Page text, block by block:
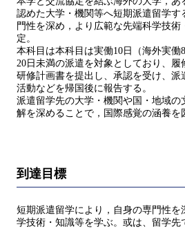
認めた大学・機関等へ短期派遣留学す
門性を深め，より広範な先端科学技術
定。
本科目は本科目は実働10日（海外実働
20日未満の派遣を対象としており、履
研修計画書を提出し、承認を受け、派
活動などを帰国後に報告する。
派遣留学先の大学・機関や国・地域の
解を深めることで，国際感覚の涵養を
到達目標
短期派遣留学により，自身の専門性を
学技術・知識等を学ぶ。或は、留学先